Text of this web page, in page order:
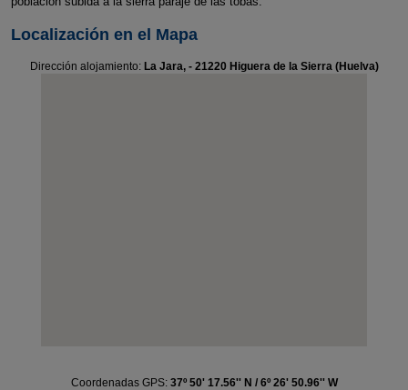
Localización en el Mapa
Dirección alojamiento: La Jara, - 21220 Higuera de la Sierra (Huelva)
Coordenadas GPS: 37º 50' 17.56'' N / 6º 26' 50.96'' W